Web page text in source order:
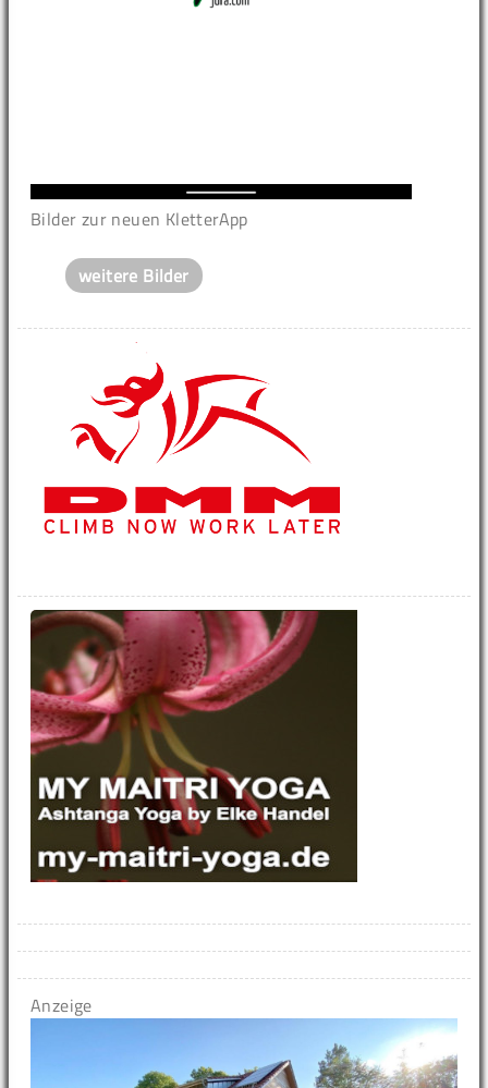
Bilder zur neuen KletterApp
weitere Bilder
Anzeige